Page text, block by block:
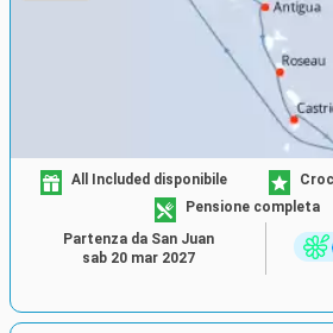
All Included disponibile
Pensione completa
Partenza da San Juan
sab 20 mar 2027